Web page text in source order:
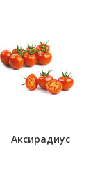
Аксирадиус